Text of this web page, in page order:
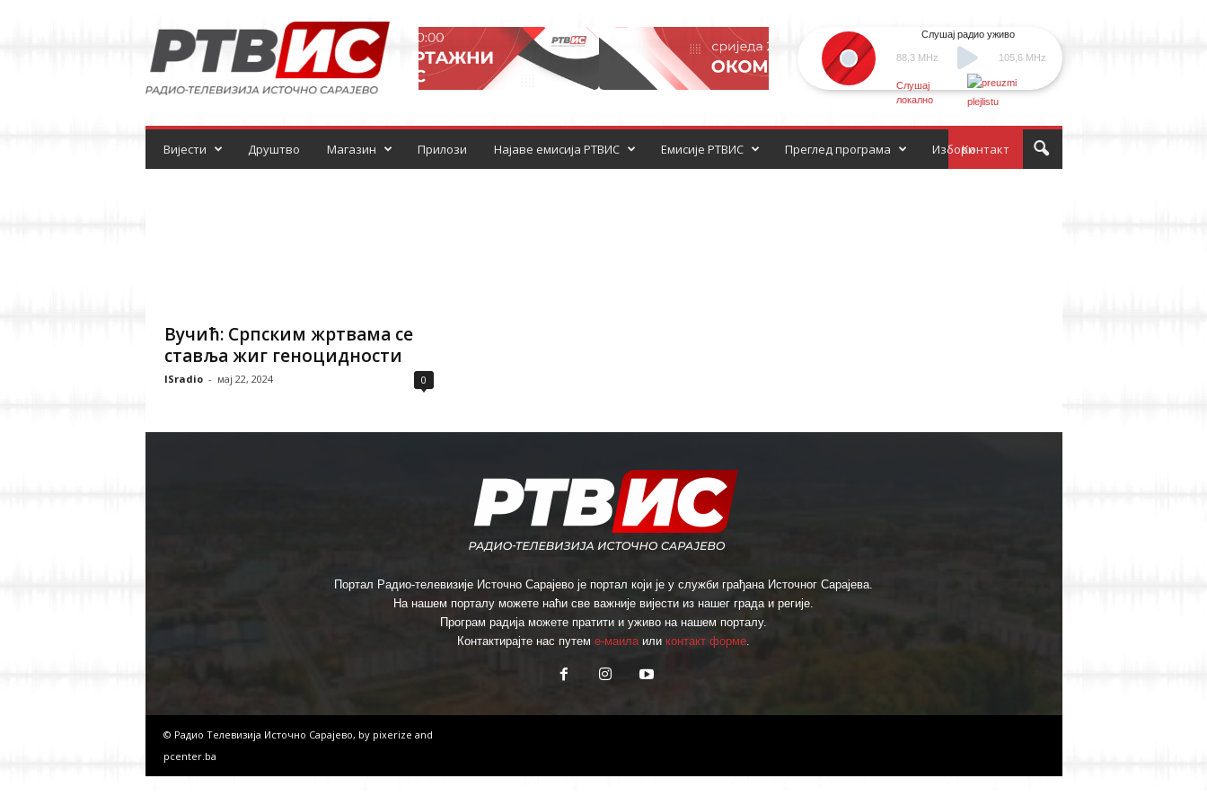
и
о
т
л
88,3 MHz
Слушај радио уживо
105,6 MHz
Слушај
локално
Вијести Друштво Магазин Прилози Најаве емисија РТВИС Емисије РТВИС Контакт
Преглед програма Избори
Вучић: Српским жртвама се
ставља жиг геноцидности
ISradio - мај 22, 2024 0
Портал Радио-телевизије Источно Сарајево је портал који је у служби грађана Источног Сарајева.
На нашем порталу можете наћи све важније вијести из нашег града и регије.
Програм радија можете пратити и уживо на нашем порталу.
Контактирајте нас путем е-маилаили контакт форме.
© Радио Телевизија Источно Сарајево, by pixerize and
pcenter.ba